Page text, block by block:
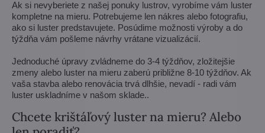
Ak si nevyberiete z našej ponuky lustrov, vyrobíme vám luster
kompletne na mieru. Potrebujeme len nákres alebo fotografiu,
ako si luster predstavujete. Posúdime možnosti výroby a do
týždňa vám pošleme návrhy vrátane vizualizácií.
Jednoduché úpravy zvládneme do 3-4 týždňov, zložitejšie
zmeny alebo luster na mieru zaberú približne 8-10 týždňov. Ak
vaša stavba alebo renovácia trvá dlhšie, nevadí - radi vám
luster uskladníme v našom sklade..
Chcete krištáľový luster na mieru? Alebo